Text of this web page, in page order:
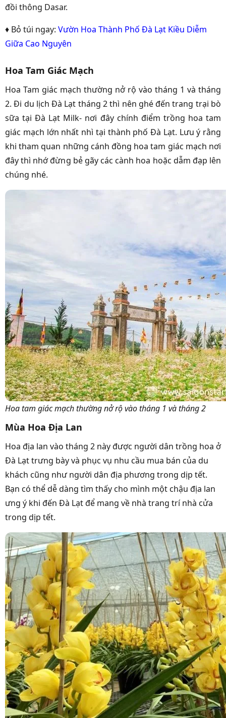
đồi thông Dasar.
♦ Bỏ túi ngay: Vườn Hoa Thành Phố Đà Lạt Kiều Diễm
Giữa Cao Nguyên
Hoa Tam Giác Mạch
Hoa Tam giác mạch thường nở rộ vào tháng 1 và tháng
2. Đi du lịch Đà Lạt tháng 2 thì nên ghé đến trang trại bò
sữa tại Đà Lạt Milk- nơi đây chính điểm trồng hoa tam
giác mạch lớn nhất nhì tại thành phố Đà Lạt. Lưu ý rằng
khi tham quan những cánh đồng hoa tam giác mạch nơi
đây thì nhớ đừng bẻ gãy các cành hoa hoặc dẫm đạp lên
chúng nhé.
Hoa tam giác mạch thường nở rộ vào tháng 1 và tháng 2
Mùa Hoa Địa Lan
Hoa địa lan vào tháng 2 này được người dân trồng hoa ở
Đà Lạt trưng bày và phục vụ nhu cầu mua bán của du
khách cũng như người dân địa phương trong dịp tết.
Bạn có thể dễ dàng tìm thấy cho mình một chậu địa lan
ưng ý khi đến Đà Lạt để mang về nhà trang trí nhà cửa
trong dịp tết.